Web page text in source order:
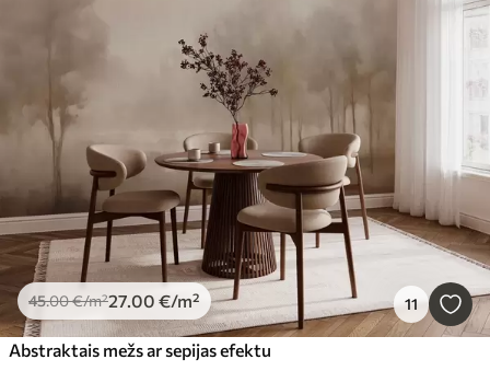
45.00€/m²27.00 €/m² 11
Abstraktais mežs ar sepijas efektu